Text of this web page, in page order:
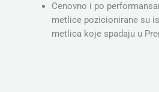
Cenovno i po
metlice pozicionirane su
metlica koje spadaju u